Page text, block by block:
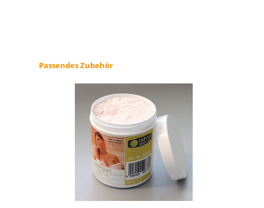
Produktgalerie überspringen
Passendes Zubehör